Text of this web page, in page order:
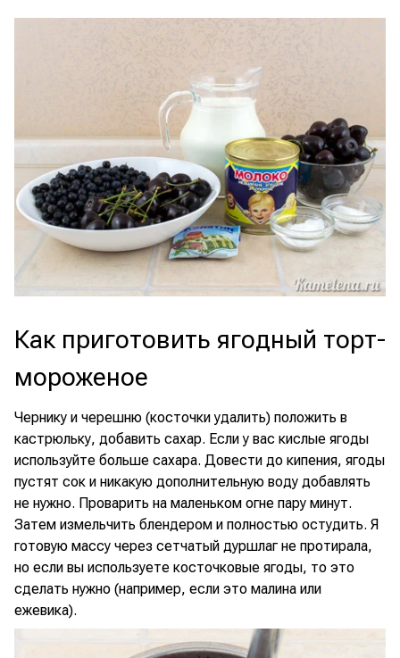
Как приготовить ягодный торт-
мороженое
Чернику и черешню (косточки удалить) положить в
кастрюльку, добавить сахар. Если у вас кислые ягоды
используйте больше сахара. Довести до кипения, ягоды
пустят сок и никакую дополнительную воду добавлять
не нужно. Проварить на маленьком огне пару минут.
Затем измельчить блендером и полностью остудить. Я
готовую массу через сетчатый дуршлаг не протирала,
но если вы используете косточковые ягоды, то это
сделать нужно (например, если это малина или
ежевика).